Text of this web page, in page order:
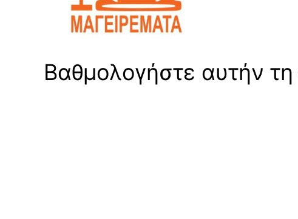
Βαθμολογήστε αυτήν